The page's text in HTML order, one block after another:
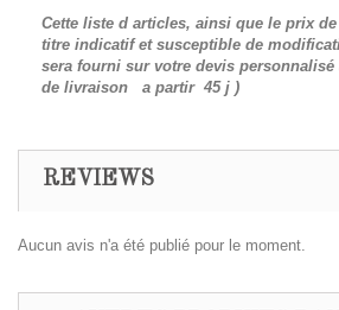
Cette liste d articles, ainsi que le prix
titre indicatif et susceptible de
sera fourni sur votre devis personnalisé
de livraison a partir 45 j )
REVIEWS
Aucun avis n'a été publié pour le moment.